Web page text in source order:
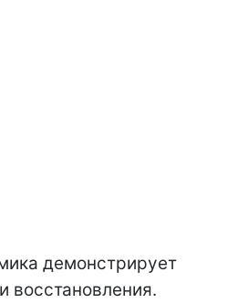
демонстрирует
восстановления.